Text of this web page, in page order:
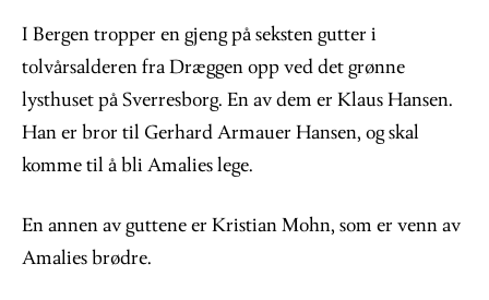
I Bergen tropper en gjeng på seksten gutter i
tolvårsalderen fra Dræggen opp ved det grønne
lysthuset på Sverresborg. En av dem er Klaus Hansen.
Han er bror til Gerhard Armauer Hansen, og skal
komme til å bli Amalies lege.
En annen av guttene er Kristian Mohn, som er venn av
Amalies brødre.